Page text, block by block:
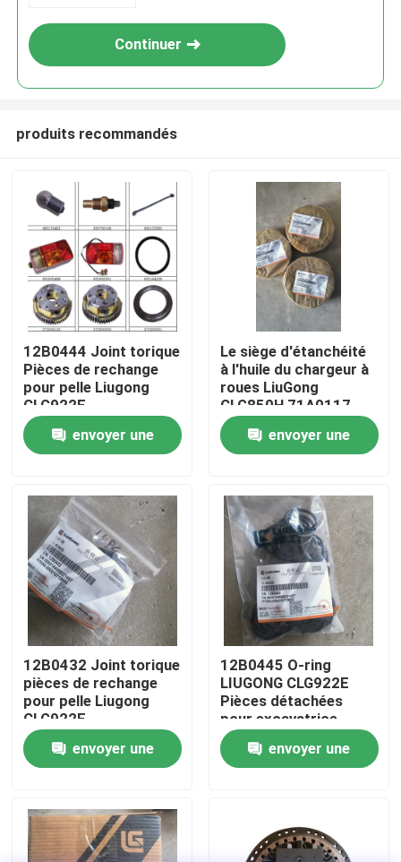
Aperçu
Produits
A propos de nous
Visite d'usine
Contrôle de la qualité
Contact
nouvelles
Demande de soumission
Pièces de rechange Cummins
Continuer
produits recommandés
12B0444 Joint torique
Pièces de rechange
pour pelle Liugong
CLG922E
envoyer une
Le siège d'étanchéité
à l'huile du chargeur à
roues LiuGong
CLG850H 71A0117
envoyer une
12B0432 Joint torique
pièces de rechange
pour pelle Liugong
CLG922E
envoyer une
12B0445 O-ring
LIUGONG CLG922E
Pièces détachées
pour excavatrice
envoyer une